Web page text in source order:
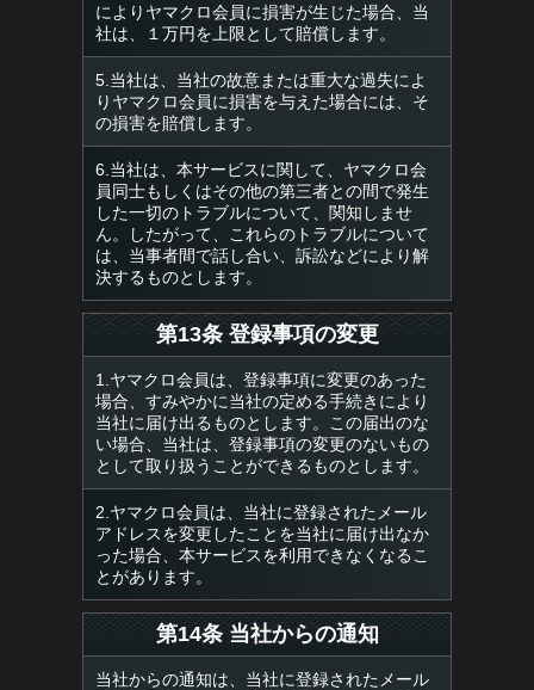
によりヤマクロ会員に損害が生じた場合、当
社は、１万円を上限として賠償します。
5.当社は、当社の故意または重大な過失によ
りヤマクロ会員に損害を与えた場合には、そ
の損害を賠償します。
6.当社は、本サービスに関して、ヤマクロ会
員同士もしくはその他の第三者との間で発生
した一切のトラブルについて、関知しませ
ん。したがって、これらのトラブルについて
は、当事者間で話し合い、訴訟などにより解
決するものとします。
第13条 登録事項の変更
1.ヤマクロ会員は、登録事項に変更のあった
場合、すみやかに当社の定める手続きにより
当社に届け出るものとします。この届出のな
い場合、当社は、登録事項の変更のないもの
として取り扱うことができるものとします。
2.ヤマクロ会員は、当社に登録されたメール
アドレスを変更したことを当社に届け出なか
った場合、本サービスを利用できなくなるこ
とがあります。
第14条 当社からの通知
当社からの通知は、当社に登録されたメール